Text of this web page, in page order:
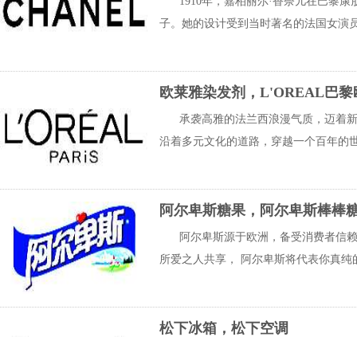
子。她的设计受到当时著名的法国女演
欧莱雅染发剂，L'OREAL巴黎
承袭高雅的法兰西浪漫气质，迈着
沿着多元文化的道路，穿越一个百年的
阿尔卑斯糖果，阿尔卑斯棒棒
阿尔卑斯源于欧洲，备受消费者信
所爱之人共享， 阿尔卑斯将代表你真
松下冰箱，松下空调